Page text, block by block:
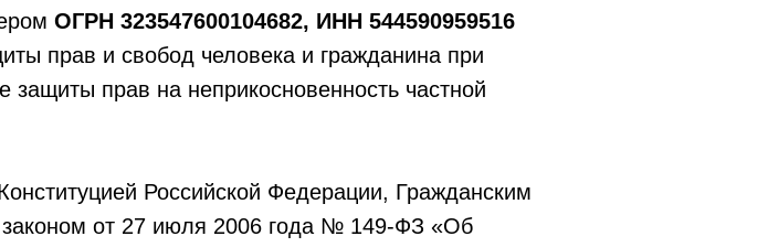
ОГРН 323547600104682, ИНН 544590959516
прав и свобод человека и гражданина при
прав на неприкосновенность частной
Российской Федерации, Гражданским
от 27 июля 2006 года № 149-ФЗ «Об